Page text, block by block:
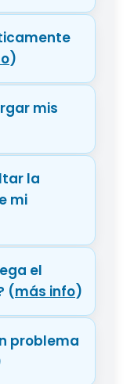
)
mis
la
mi
el
(más info)
problema